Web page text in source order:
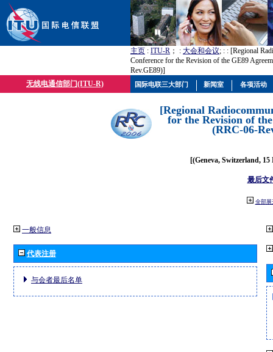
主页 : ITU-R ； : 大会和会议; : : [Regional
Conference for the Revision of the GE89
Rev.GE89)]
无线电通信部门(ITU-R)
[Regional
for the Revision of
(RRC-06-
[(Geneva, Switzerland, 15
最后文
全部展
一般信息
代表注册
与会者最后名单
国际电联三大部门 新闻室 各项活动